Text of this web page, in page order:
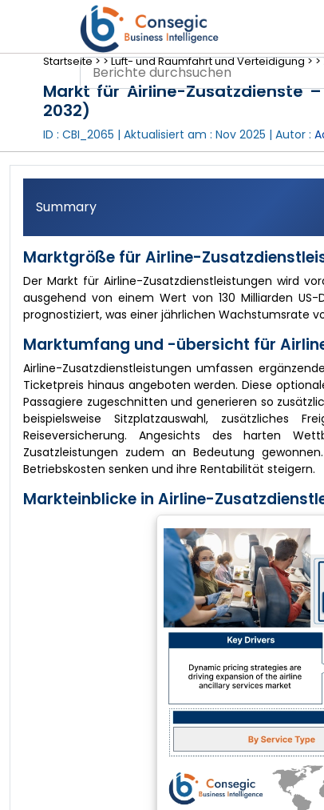
Startseite >>Luft- und Raumfahrt und Verteidigung >>
Markt für Airline-Zusatzdienste
2032)
ID : CBI_2065 | Aktualisiert am : Nov 2025 | Autor :
Summary
Marktgröße für Airline-
Der Markt für Airline-Zusatzdienstleistungen wird
ausgehend von einem Wert von 130 Milliarden
prognostiziert, was einer jährlichen Wachstumsrate
Marktumfang und -übersicht für
Airline-Zusatzdienstleistungen umfassen
Ticketpreis hinaus angeboten werden. Diese
Passagiere zugeschnitten und generieren so
beispielsweise Sitzplatzauswahl, zusätzliches
Reiseversicherung. Angesichts des harten
Zusatzleistungen zudem an Bedeutung
Betriebskosten senken und ihre Rentabilität steigern.
Markteinblicke in Airline-